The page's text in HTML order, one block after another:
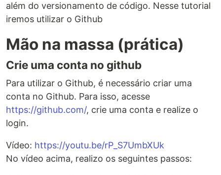
além do versionamento de código. Nesse tutorial
iremos utilizar o Github
Mão na massa (prática)
Crie uma conta no github
Para utilizar o Github, é necessário criar uma
conta no Github. Para isso, acesse
https://github.com/, crie uma conta e realize o
login.
Vídeo: https://youtu.be/rP_S7UmbXUk
No vídeo acima, realizo os seguintes passos: